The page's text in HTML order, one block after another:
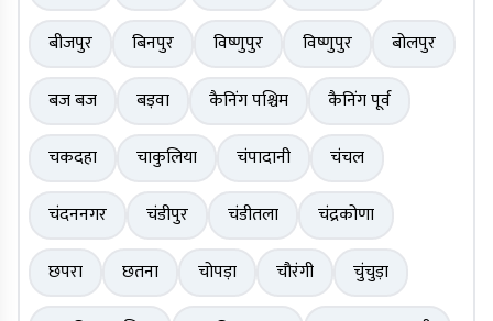
बीजपुर
बिनपुर विष्णुपुर विष्णुपुर
बोलपुर
बज बज
बड़वा कैनिंग पश्चिम
कैनिंग पूर्व
चकदहा
चाकुलिया चंपादानी
चंचल
चंदननगर
चंडीपुर चंडीतला
चंद्रकोणा
छपरा
छतना चोपड़ा चौरंगी
चुंचुड़ा